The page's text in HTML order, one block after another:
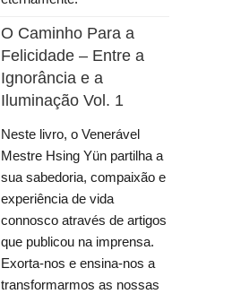
O Caminho Para a
Felicidade – Entre a
Ignorância e a
Iluminação Vol. 1
Neste livro, o Venerável
Mestre Hsing Yün partilha a
sua sabedoria, compaixão e
experiência de vida
connosco através de artigos
que publicou na imprensa.
Exorta-nos e ensina-nos a
transformarmos as nossas